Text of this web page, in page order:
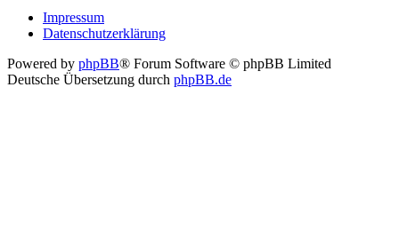
Impressum
Datenschutzerklärung
Powered by phpBB® Forum Software © phpBB Limited
Deutsche Übersetzung durch phpBB.de